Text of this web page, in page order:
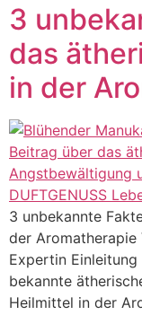
3
das
in der
3 unbekannte
der Aromatherapie
Expertin Einleitung
bekannte
Heilmittel in der